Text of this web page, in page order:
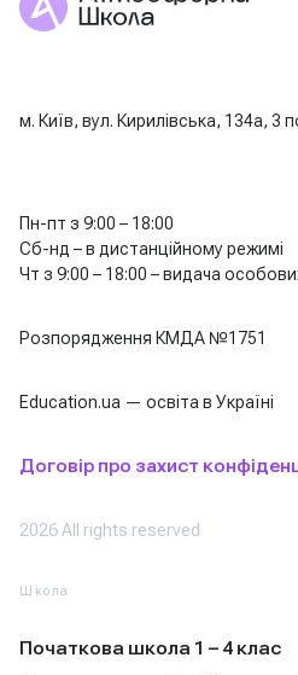
м. Київ, вул. Кирилівська, 134а, 3
Пн-пт з 9:00 – 18:00
Сб-нд – в дистанційному режимі
Чт з 9:00 – 18:00 – видача
Розпорядження КМДА №1751
Education.ua — освіта в Україні
Договір про захист
2026 All rights reserved
Школа
Початкова школа 1 – 4 клас